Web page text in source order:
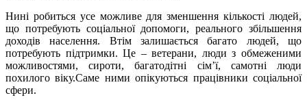
Нині робиться усе можливе для зменшення кількості людей,
що потребують соціальної допомоги, реального збільшення
доходів населення. Втім залишається багато людей, що
потребують підтримки. Це – ветерани, люди з обмеженими
можливостями, сироти, багатодітні сім’ї, самотні люди
похилого віку.Саме ними опікуються працівники соціальної
сфери.